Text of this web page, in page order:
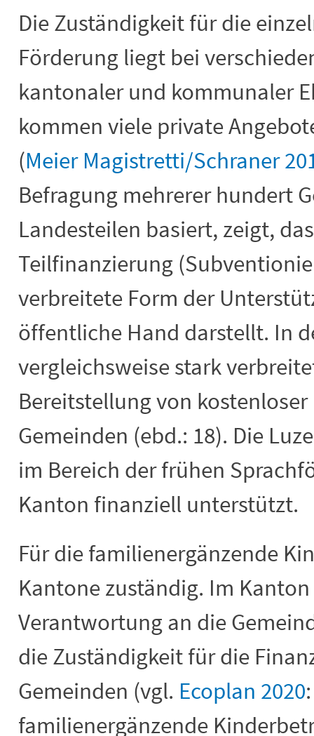
Die Zuständigkeit für die
Förderung liegt bei
kantonaler und kommunaler
kommen viele private
(Meier Magistretti/Schraner
Befragung mehrerer hundert
Landesteilen basiert, zeigt,
Teilfinanzierung
verbreitete Form der
öffentliche Hand darstellt. In
vergleichsweise stark
Bereitstellung von
Gemeinden (ebd.: 18). Die
im Bereich der frühen
Kanton finanziell unterstützt.
Für die familienergänzende
Kantone zuständig. Im
Verantwortung an die
die Zuständigkeit für die
Gemeinden (vgl. Ecoplan 2020
familienergänzende